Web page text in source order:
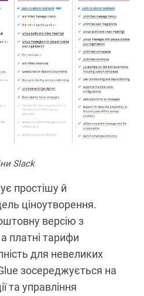
Slack
простішу й
ціноутворення.
версію з
платні тарифи
для невеликих
зосереджується на
та управління